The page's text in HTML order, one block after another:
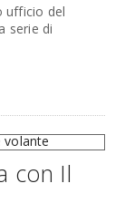
ufficio del
serie di
con Il